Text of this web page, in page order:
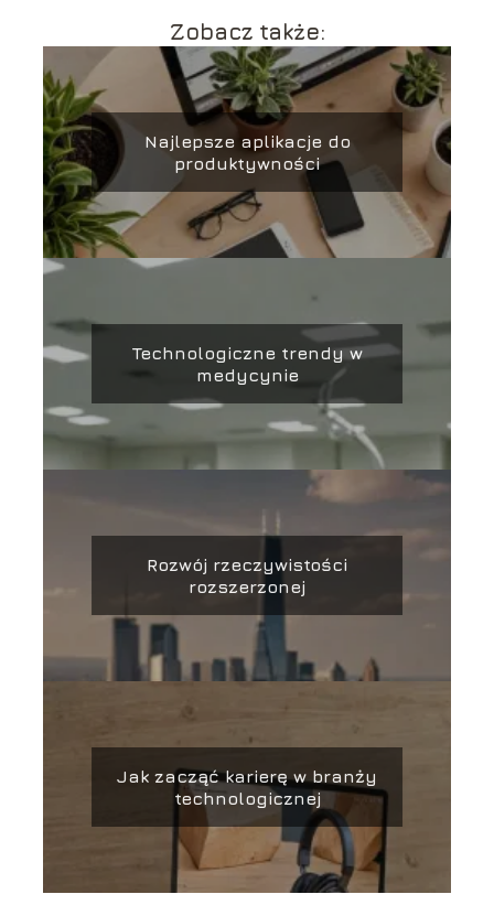
Zobacz także:
Najlepsze aplikacje do
produktywności
Technologiczne trendy w
medycynie
Rozwój rzeczywistości
rozszerzonej
Jak zacząć karierę w branży
technologicznej